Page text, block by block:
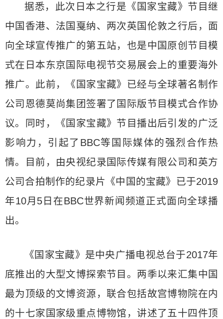
据悉，此次日本之行是《国家宝藏》节目继
中国香港、法国戛纳、两次英国伦敦之行后，面
向全球宣传推广的第五站，也是中国原创节目模
式在日本东京国际电视节交易展会上的重要海外
推广。此前，《国家宝藏》已经与全球著名制作
公司恩德莫尚集团签署了国际版节目模式合作协
议。同时，《国家宝藏》节目播出后引发的广泛
影响力，引起了BBC等国际媒体的强烈合作热
情。目前，由央视纪录国际传媒有限公司和英方
公司合拍制作的纪录片《中国的宝藏》已于2019
年10月5日在BBC世界新闻频道正式面向全球播
出。
《国家宝藏》是中央广播电视总台于2017年
底推出的大型文博探索节目。两季以来汇集中国
最为顶级的文博资源，联合包括故宫博物院在内
的十七家国家级重点博物馆，讲述了五十四件顶